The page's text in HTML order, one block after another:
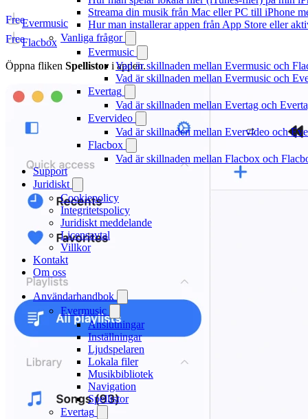
Streama din musik från Mac eller PC till iPhone
Hur man installerar appen från App Store eller
Vanliga frågor
Evermusic
Vad är skillnaden mellan Evermusic och
Vad är skillnaden mellan Evermusic och
Evertag
Vad är skillnaden mellan Evertag och
Evervideo
Vad är skillnaden mellan Evervideo och
Flacbox
Vad är skillnaden mellan Flacbox och
Support
Juridiskt
Cookiepolicy
Integritetspolicy
Juridiskt meddelande
Licensavtal
Villkor
Kontakt
Om oss
Användarhandbok
Evermusic
Anslutningar
Inställningar
Ljudspelaren
Lokala filer
Musikbibliotek
Navigation
Spellistor
Evertag
Evermusic
Free
Flacbox
Free
Öppna fliken Spellistor i appen.